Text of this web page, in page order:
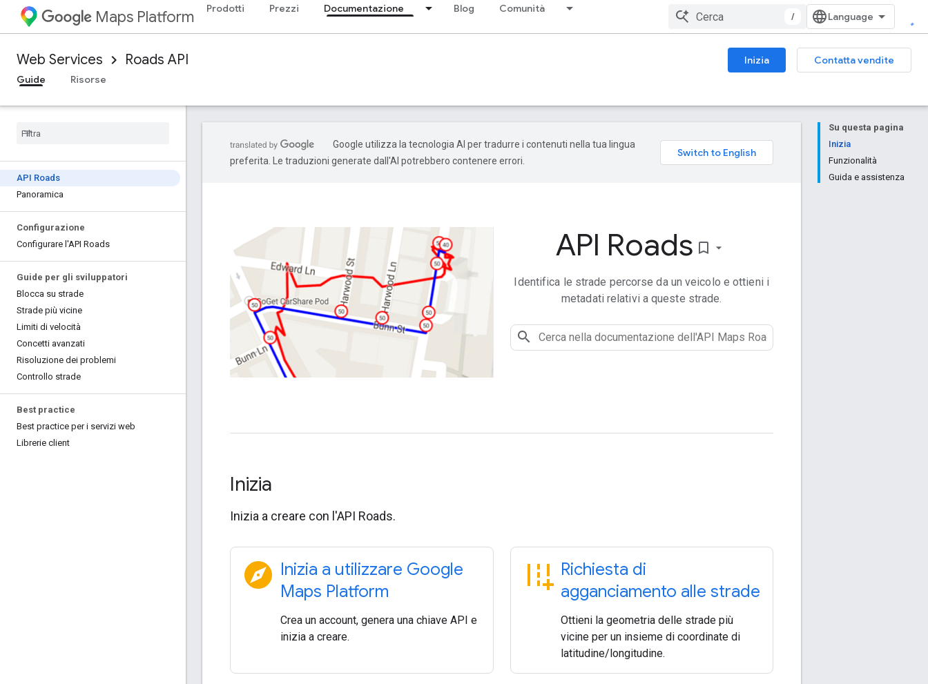
Maps Platform Prodotti Prezzi Documentazione Blog Comunità
/
Web Services Roads API Inizia
Contatta vendite
Guide
Risorse
API Roads
Panoramica
Configurazione
Configurare l'API Roads
Guide per gli sviluppatori
Blocca su strade
Strade più vicine
Limiti di velocità
Concetti avanzati
Risoluzione dei problemi
Controllo strade
Best practice
Best practice per i servizi web
Librerie client
Su questa pagina
Inizia
Funzionalità
Guida e assistenza
Google utilizza la tecnologia AI per tradurre i contenuti nella tua lingua
preferita. Le traduzioni generate dall'AI potrebbero contenere errori.
API Roads bookmark_border
Identifica le strade percorse da un veicolo e ottieni i
metadati relativi a queste strade.
Inizia
Inizia a creare con l'API Roads.
explore Inizia a utilizzare Google
Maps Platform
Crea un account, genera una chiave API e
inizia a creare.
add_road Richiesta di
agganciamento alle strade
Ottieni la geometria delle strade più
vicine per un insieme di coordinate di
latitudine/longitudine.